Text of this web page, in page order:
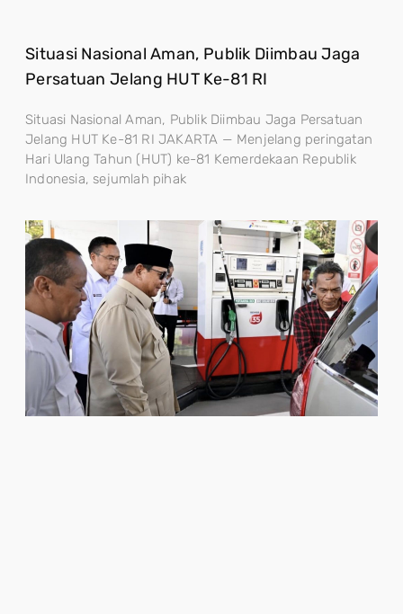
Situasi Nasional Aman, Publik Diimbau Jaga
Persatuan Jelang HUT Ke-81 RI
Situasi Nasional Aman, Publik Diimbau Jaga Persatuan
Jelang HUT Ke-81 RI JAKARTA — Menjelang peringatan
Hari Ulang Tahun (HUT) ke-81 Kemerdekaan Republik
Indonesia, sejumlah pihak